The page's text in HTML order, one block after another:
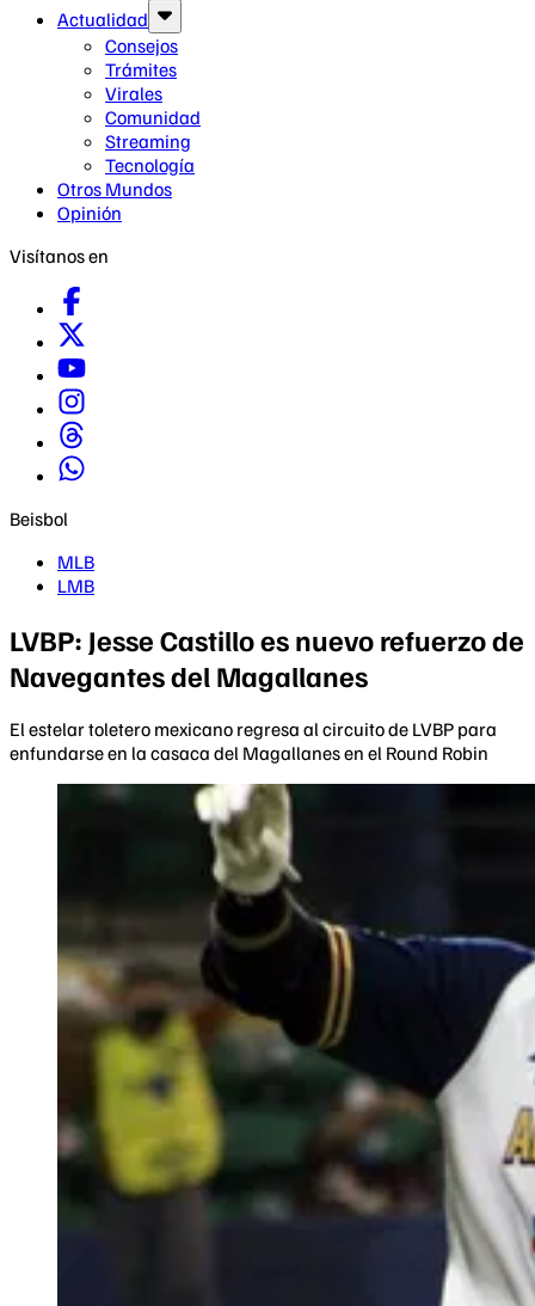
Actualidad
Consejos
Trámites
Virales
Comunidad
Streaming
Tecnología
Otros Mundos
Opinión
Visítanos en
Beisbol
MLB
LMB
LVBP: Jesse Castillo es nuevo refuerzo de
Navegantes del Magallanes
El estelar toletero mexicano regresa al circuito de LVBP para
enfundarse en la casaca del Magallanes en el Round Robin